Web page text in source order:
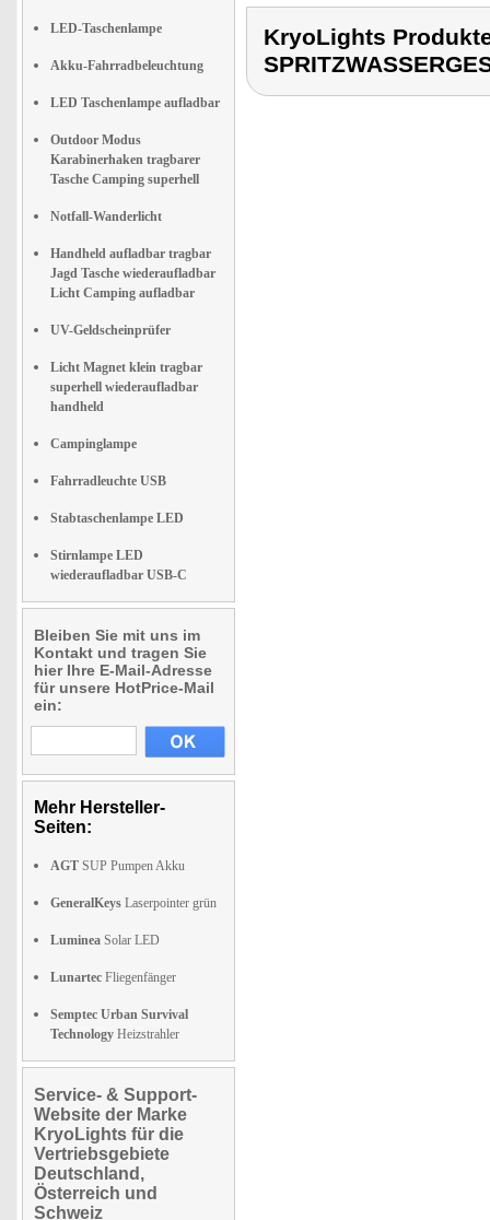
LED-Taschenlampe
Akku-Fahrradbeleuchtung
LED Taschenlampe aufladbar
Outdoor Modus
Karabinerhaken tragbarer
Tasche Camping superhell
Notfall-Wanderlicht
Handheld aufladbar tragbar
Jagd Tasche wiederaufladbar
Licht Camping aufladbar
UV-Geldscheinprüfer
Licht Magnet klein tragbar
superhell wiederaufladbar
handheld
Campinglampe
Fahrradleuchte USB
Stabtaschenlampe LED
Stirnlampe LED
wiederaufladbar USB-C
Bleiben Sie mit uns im
Kontakt und tragen Sie
hier Ihre E-Mail-Adresse
für unsere HotPrice-Mail
ein:
Mehr Hersteller-
Seiten:
AGT SUP Pumpen Akku
GeneralKeys Laserpointer grün
Luminea Solar LED
Lunartec Fliegenfänger
Semptec Urban Survival
Technology Heizstrahler
Service- & Support-
Website der Marke
KryoLights für die
Vertriebsgebiete
Deutschland,
Österreich und
Schweiz
KryoLights